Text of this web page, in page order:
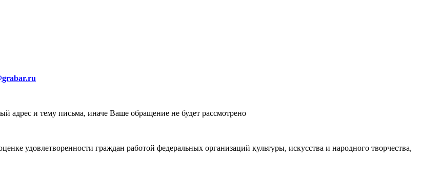
и тему письма, иначе Ваше обращение не будет рассмотрено
удовлетворенности граждан работой федеральных организаций культуры, искусства и народного творчества,